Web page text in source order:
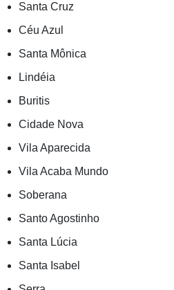
Santa Cruz
Céu Azul
Santa Mônica
Lindéia
Buritis
Cidade Nova
Vila Aparecida
Vila Acaba Mundo
Soberana
Santo Agostinho
Santa Lúcia
Santa Isabel